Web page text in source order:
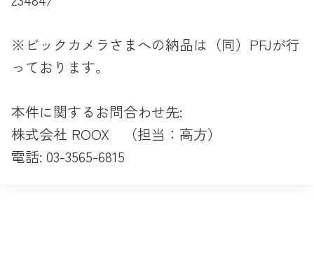
※ビックカメラさまへの納品は（同）PFJが行
っております。
本件に関するお問合わせ先:
株式会社 ROOX （担当：高方）
電話: 03-3565-6815